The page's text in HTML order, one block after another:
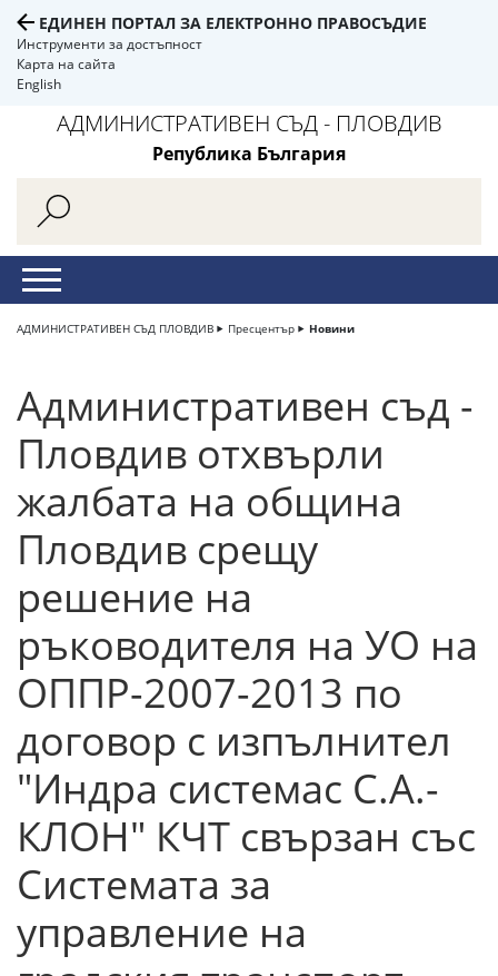
ЕДИНЕН ПОРТАЛ ЗА ЕЛЕКТРОННО ПРАВОСЪДИЕ
Инструменти за достъпност
Карта на сайта
English
АДМИНИСТРАТИВЕН СЪД - ПЛОВДИВ
Република България
АДМИНИСТРАТИВЕН СЪД ПЛОВДИВ Пресцентър Новини
Административен съд -
Пловдив отхвърли
жалбата на община
Пловдив срещу
решение на
ръководителя на УО на
ОППР-2007-2013 по
договор с изпълнител
"Индра системас С.А.-
КЛОН" КЧТ свързан със
Системата за
управление на